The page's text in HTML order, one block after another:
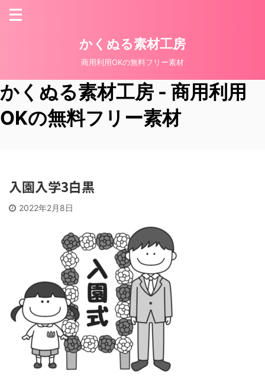
かくぬる素材工房
商用利用OKの無料フリー素材
かくぬる素材工房 - 商用利用
OKの無料フリー素材
入園入学3白黒
2022年2月8日